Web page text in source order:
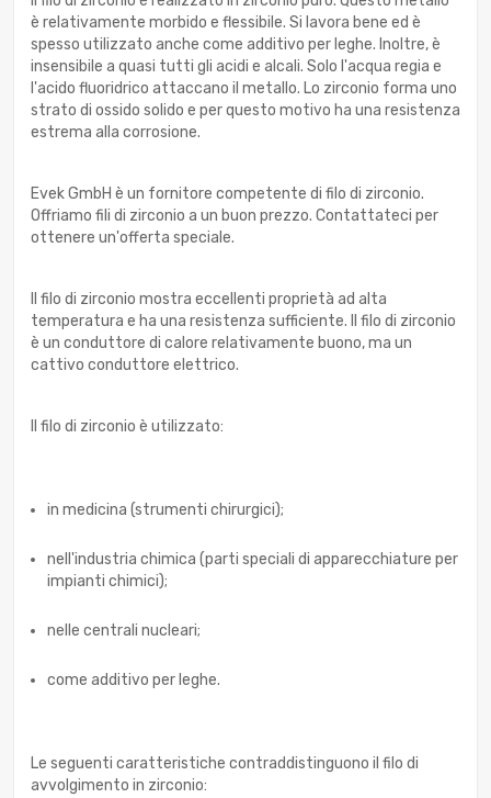
è relativamente morbido e flessibile. Si lavora bene ed è
spesso utilizzato anche come additivo per leghe. Inoltre, è
insensibile a quasi tutti gli acidi e alcali. Solo l'acqua regia e
l'acido fluoridrico attaccano il metallo. Lo zirconio forma uno
strato di ossido solido e per questo motivo ha una resistenza
estrema alla corrosione.
Evek GmbH è un fornitore competente di filo di zirconio.
Offriamo fili di zirconio a un buon prezzo. Contattateci per
ottenere un'offerta speciale.
Il filo di zirconio mostra eccellenti proprietà ad alta
temperatura e ha una resistenza sufficiente. Il filo di zirconio
è un conduttore di calore relativamente buono, ma un
cattivo conduttore elettrico.
Il filo di zirconio è utilizzato:
in medicina (strumenti chirurgici);
nell'industria chimica (parti speciali di apparecchiature per
impianti chimici);
nelle centrali nucleari;
come additivo per leghe.
Le seguenti caratteristiche contraddistinguono il filo di
avvolgimento in zirconio: